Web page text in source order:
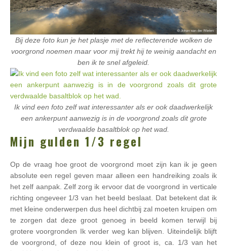
Bij deze foto kun je het plasje met de reflecterende wolken de
voorgrond noemen maar voor mij trekt hij te weinig aandacht en
ben ik te snel afgeleid.
Ik vind een foto zelf wat interessanter als er ook daadwerkelijk
een ankerpunt aanwezig is in de voorgrond zoals dit grote
verdwaalde basaltblok op het wad.
Mijn gulden 1/3 regel
Op de vraag hoe groot de voorgrond moet zijn kan ik je geen
absolute een regel geven maar alleen een handreiking zoals ik
het zelf aanpak. Zelf zorg ik ervoor dat de voorgrond in verticale
richting ongeveer 1/3 van het beeld beslaat. Dat betekent dat ik
met kleine onderwerpen dus heel dichtbij zal moeten kruipen om
te zorgen dat deze groot genoeg in beeld komen terwijl bij
grotere voorgronden Ik verder weg kan blijven. Uiteindelijk blijft
de voorgrond, of deze nou klein of groot is, ca. 1/3 van het